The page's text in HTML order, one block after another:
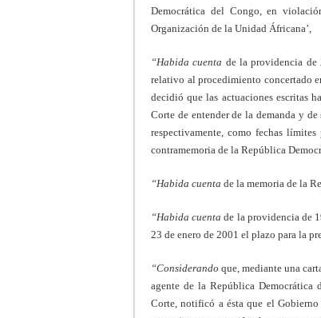
Democrática del Congo, en
Organización de la Unidad Áfricana’,
“Habida cuenta de la providencia de
relativo al procedimiento concertado
decidió que las actuaciones escritas
Corte de entender de la demanda y
respectivamente, como fechas
contramemoria de la República
“Habida cuenta de la memoria de la
“Habida cuenta de la providencia de
23 de enero de 2001 el plazo para la
“Considerando que, mediante una
agente de la República
Corte, notificó a ésta que el Gobierno